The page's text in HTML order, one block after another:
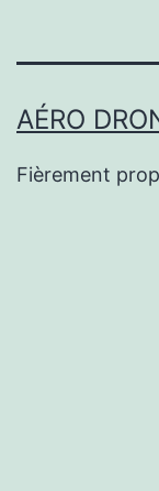
AÉRO
Fièrement